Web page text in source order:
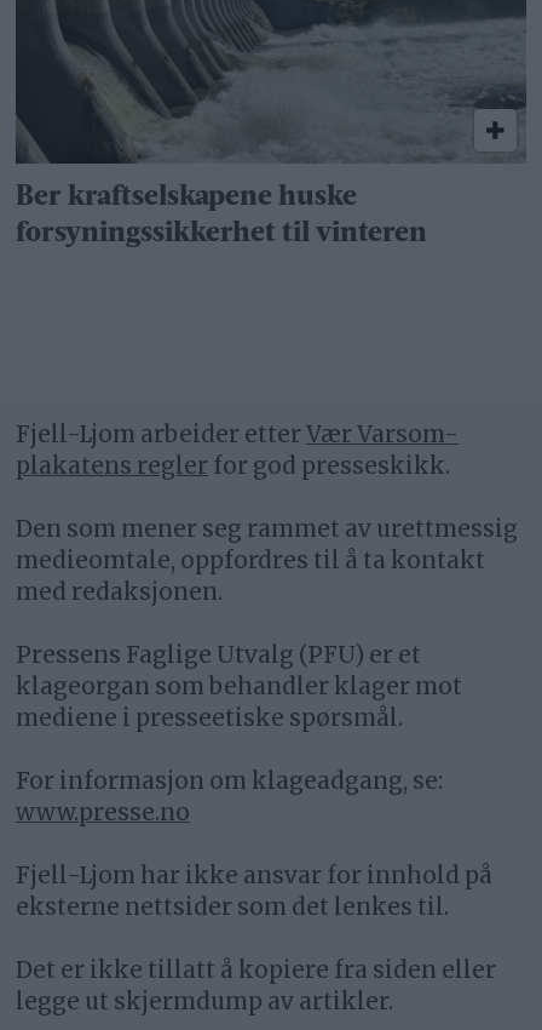
Ber kraftselskapene huske
forsyningssikkerhet til vinteren
Fjell-Ljom arbeider etterVær Varsom-
plakatens regler for god presseskikk.
Den som mener seg rammet av urettmessig
medieomtale, oppfordres til å ta kontakt
med redaksjonen.
Pressens Faglige Utvalg (PFU) er et
klageorgan som behandler klager mot
mediene i presseetiske spørsmål.
For informasjon om klageadgang, se:
www.presse.no
Fjell-Ljom har ikke ansvar for innhold på
eksterne nettsider som det lenkes til.
Det er ikke tillatt å kopiere fra siden eller
legge ut skjermdump av artikler.